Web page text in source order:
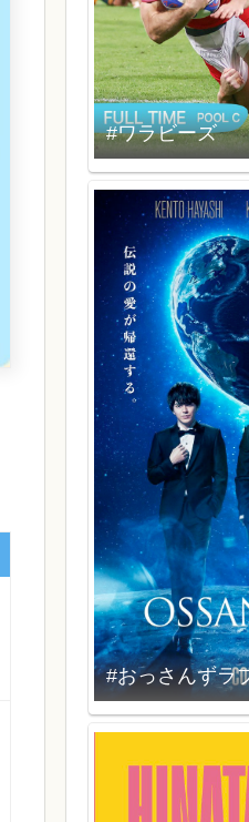
#ワラビーズ
#おっさんずラ